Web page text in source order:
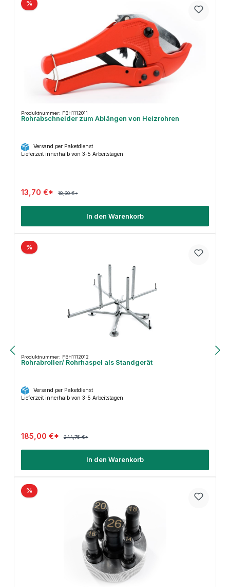
%
Produktnummer: FBH1112011
Rohrabschneider zum Ablängen von Heizrohren
Versand per Paketdienst
Lieferzeit innerhalb von 3-5 Arbeitstagen
13,70 €* 18,30 €*
In den Warenkorb
%
Produktnummer: FBH1112012
Rohrabroller/ Rohrhaspel als Standgerät
Versand per Paketdienst
Lieferzeit innerhalb von 3-5 Arbeitstagen
185,00 €* 244,75 €*
In den Warenkorb
%